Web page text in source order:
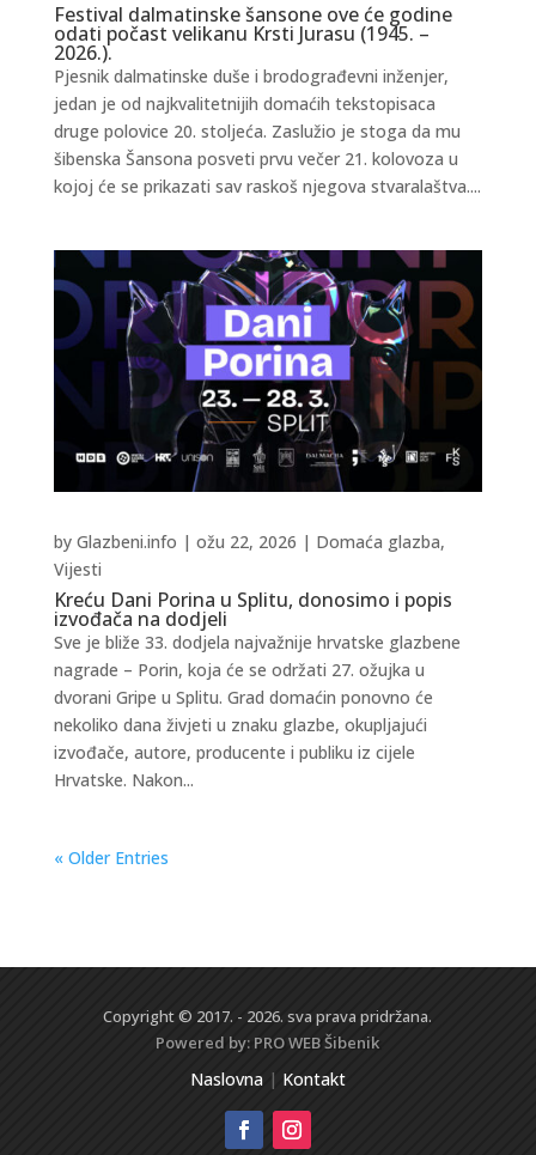
Festival dalmatinske šansone ove će godine
odati počast velikanu Krsti Jurasu (1945. –
2026.).
Pjesnik dalmatinske duše i brodograđevni inženjer,
jedan je od najkvalitetnijih domaćih tekstopisaca
druge polovice 20. stoljeća. Zaslužio je stoga da mu
šibenska Šansona posveti prvu večer 21. kolovoza u
kojoj će se prikazati sav raskoš njegova stvaralaštva....
Kreću Dani Porina u Splitu, donosimo i popis
izvođača na dodjeli
by Glazbeni.info | ožu 22, 2026 | Domaća glazba,
Vijesti
Sve je bliže 33. dodjela najvažnije hrvatske glazbene
nagrade – Porin, koja će se održati 27. ožujka u
dvorani Gripe u Splitu. Grad domaćin ponovno će
nekoliko dana živjeti u znaku glazbe, okupljajući
izvođače, autore, producente i publiku iz cijele
Hrvatske. Nakon...
« Older Entries
Copyright © 2017. - 2026. sva prava pridržana.
Powered by: PRO WEBŠibenik
Naslovna| Kontakt